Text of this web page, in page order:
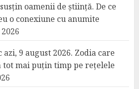
oamenii de știință. De ce
o conexiune cu anumite
azi, 9 august 2026. Zodia care
tot mai puțin timp pe rețelele